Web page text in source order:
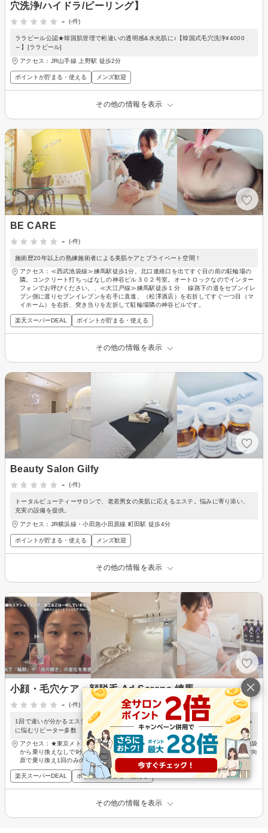
穴洗浄/ハイドラ/ピーリング】
-
(-件)
ララピール公認★韓国肌管理で桁違いの透明感&水光肌に♪【韓国式毛穴洗浄¥4000
～】[ララピール]
アクセス：JR山手線 上野駅 徒歩2分
ポイントが貯まる・使える メンズ歓迎
その他の情報を表示
BE CARE
-
(-件)
施術歴20年以上の熟練施術者による美肌ケアとプライベート空間！
アクセス：≪西武池袋線≫練馬駅徒歩1分。北口連絡口を出てすぐ目の前の駐輪場の
隣。コンクリート打ちっぱなしの神谷ビル３０２号室。オートロックなのでインター
フォンでお呼びください。、≪大江戸線≫練馬駅徒歩１分 線路下の道をセブンイレ
ブン側に渡りセブンイレブンを右手に直進、（松澤酒店）を右折してすぐ一つ目（マ
イホーム）を右折、突き当りを左折して駐輪場隣の神谷ビルです。
楽天スーパーDEAL ポイントが貯まる・使える
その他の情報を表示
Beauty Salon Gilfy
-
(-件)
トータルビューティーサロンで、老若男女の美肌に応えるエステ。悩みに寄り添い、
充実の設備を提供。
アクセス：JR横浜線・小田急小田原線 町田駅 徒歩4分
ポイントが貯まる・使える メンズ歓迎
その他の情報を表示
小顔・毛穴ケア・顔脱毛 Ad Serena 練馬
-
(-件)
1回で違いが分かるエステ｜結果にこだわる小顔メソッド｜顔のむくみ・毛穴の黒ずみ
に悩むリピーター多数
アクセス：★東京メトロ有楽町線・副都心線 氷川台駅から徒歩3分/ 【氷川台駅】池袋
から乗り換えなしで9分、西武池袋線（所沢・ひばりヶ丘・石神井公園）からも小竹向
原で乗り換え1回のみのアクセスしやすい駅です。
楽天スーパーDEAL ポイントが貯まる・使える
その他の情報を表示